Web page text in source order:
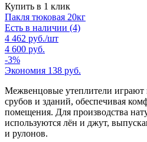
Купить в 1 клик
Пакля тюковая 20кг
Есть в наличии (4)
4 462 руб./шт
4 600 руб.
-3%
Экономия 138 руб.
Межвенцовые утеплители играют
срубов и зданий, обеспечивая
помещения. Для производства
используются лён и джут,
и рулонов.